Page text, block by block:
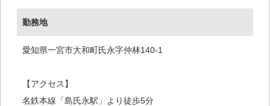
勤務地
愛知県一宮市大和町氏永字仲林140-1
【アクセス】
名鉄本線「島氏永駅」より徒歩5分